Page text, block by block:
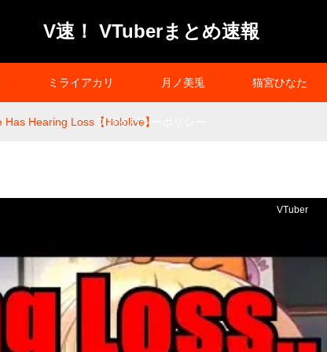
V速！ VTuberまとめ速報
ミライアカリ 月ノ美兎 猫宮ひなた
プライバシーポリシー
Hearing Loss【Hololive】
VTuber